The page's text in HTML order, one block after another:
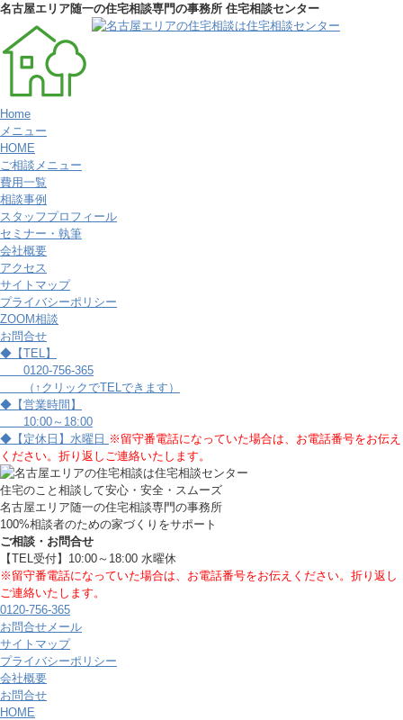
名古屋エリア随一の住宅相談専門の事務所 住宅相談センター
Home
メニュー
HOME
ご相談メニュー
費用一覧
相談事例
スタッフプロフィール
セミナー・執筆
会社概要
アクセス
サイトマップ
プライバシーポリシー
ZOOM相談
お問合せ
◆【TEL】
0120-756-365
（↑クリックでTELできます）
◆【営業時間】
10:00～18:00
◆【定休日】水曜日 ※留守番電話になっていた場合は、お電話番号をお伝え
ください。折り返しご連絡いたします。
住宅のこと相談して安心・安全・スムーズ
名古屋エリア随一の住宅相談専門の事務所
100%相談者のための家づくりをサポート
ご相談・お問合せ
【TEL受付】10:00～18:00 水曜休
※留守番電話になっていた場合は、お電話番号をお伝えください。折り返し
ご連絡いたします。
0120-756-365
お問合せメール
サイトマップ
プライバシーポリシー
会社概要
お問合せ
HOME